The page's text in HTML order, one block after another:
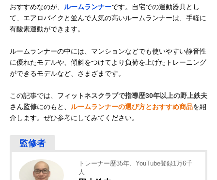
おすすめなのが、 ルームランナーです。自宅での運動器具とし
て、エアロバイクと並んで人気の高いルームランナーは、手軽に
有酸素運動ができます。
ルームランナーの中には、マンションなどでも使いやすい静音性
に優れたモデルや、傾斜をつけてより負荷を上げたトレーニング
ができるモデルなど、さまざまです。
この記事では、 フィットネスクラブで指導歴30年以上の野上鉄夫
さん監修にのもと、 ルームランナーの選び方とおすすめ商品を紹
介します。ぜひ参考にしてみてください。
トレーナー歴35年、YouTube登録1万6千
人